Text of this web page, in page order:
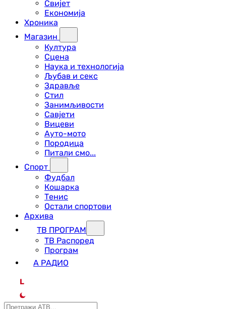
Свијет
Економија
Хроника
Магазин
Култура
Сцена
Наука и технологија
Љубав и секс
Здравље
Стил
Занимљивости
Савјети
Вицеви
Ауто-мото
Породица
Питали смо...
Спорт
Фудбал
Кошарка
Тенис
Остали спортови
Архива
ТВ ПРОГРАМ
ТВ Распоред
Програм
А РАДИО
L